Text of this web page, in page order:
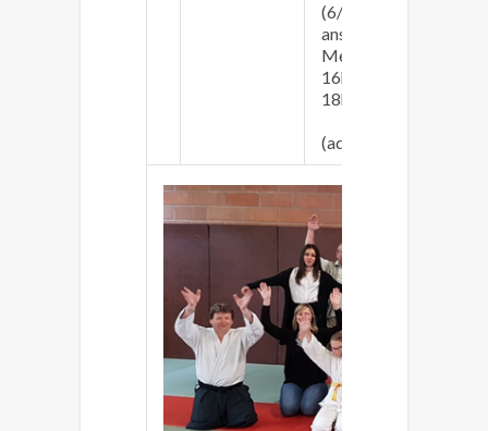
(6/8-12
ans)
Mercredi
16h00 -
18h00
(ados)